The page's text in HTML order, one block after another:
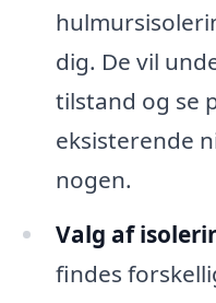
dig. De vil
tilstand og se
eksisterende
nogen.
Valg af
findes